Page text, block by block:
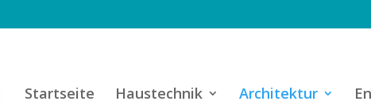
Startseite Haustechnik Architektur